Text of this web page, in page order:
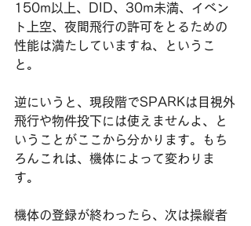
150m以上、DID、30m未満、イベン
ト上空、夜間飛行の許可をとるための
性能は満たしていますね、というこ
と。
逆にいうと、現段階でSPARKは目視外
飛行や物件投下には使えませんよ、と
いうことがここから分かります。もち
ろんこれは、機体によって変わりま
す。
機体の登録が終わったら、次は操縦者